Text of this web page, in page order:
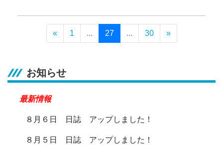
« 1 ... 27 ... 30 »
お知らせ
最新情報
８月６日 日誌 アップしました！
８月５日 日誌 アップしました！